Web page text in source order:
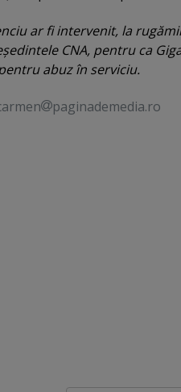
ar fi intervenit, la
CNA, pentru ca
abuz în serviciu.
paginademedia.ro